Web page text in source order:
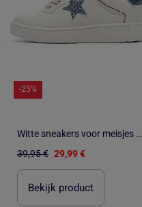
-25%
Witte sneakers voor meisjes XTI 120413
39,95 € 29,99 €
Bekijk product